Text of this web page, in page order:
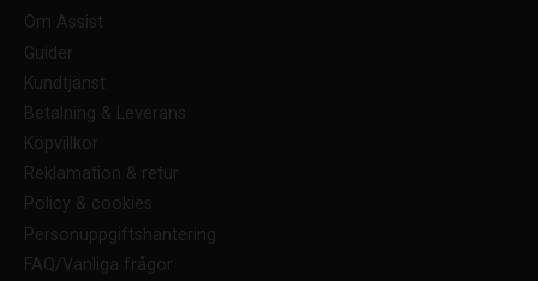
Om Assist
Guider
Kundtjänst
Betalning & Leverans
Köpvillkor
Reklamation & retur
Policy & cookies
Personuppgiftshantering
FAQ/Vanliga frågor